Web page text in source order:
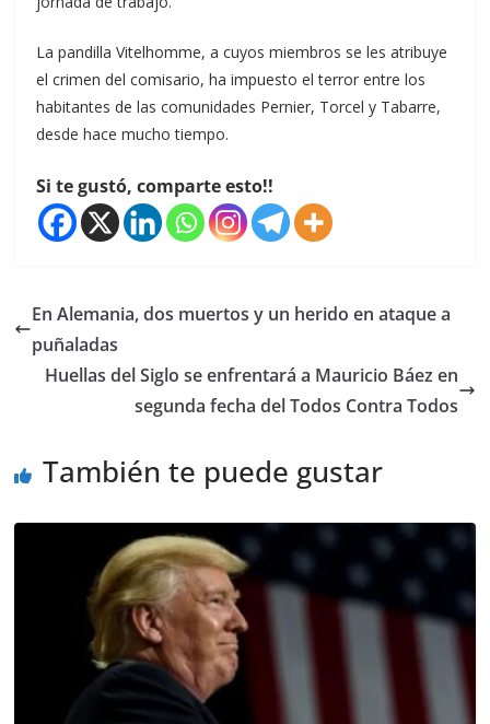
La pandilla Vitelhomme, a cuyos miembros se les atribuye
el crimen del comisario, ha impuesto el terror entre los
habitantes de las comunidades Pernier, Torcel y Tabarre,
desde hace mucho tiempo.
Si te gustó, comparte esto!!
En Alemania, dos muertos y un herido en ataque a
puñaladas
Huellas del Siglo se enfrentará a Mauricio Báez en
segunda fecha del Todos Contra Todos
También te puede gustar